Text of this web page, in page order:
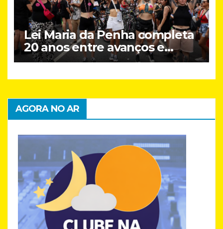
Lei Maria da Penha completa
20 anos entre avanços e
desafios
AGORA NO AR